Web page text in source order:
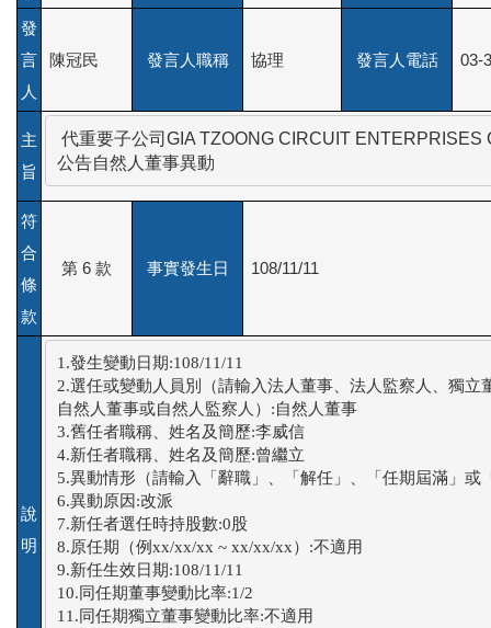
發
言
人
陳冠民 發言人職稱 協理 發言人電話 03-
主
旨
代重要子公司GIA TZOONG CIRCUIT ENTERPRISES
公告自然人董事異動
符
合
條
款
第 6 款 事實發生日 108/11/11
說
明
1.發生變動日期:108/11/11
2.選任或變動人員別（請輸入法人董事、法人監察人、獨立
自然人董事或自然人監察人）:自然人董事
3.舊任者職稱、姓名及簡歷:李威信
4.新任者職稱、姓名及簡歷:曾繼立
5.異動情形（請輸入「辭職」、「解任」、「任期屆滿」或
6.異動原因:改派
7.新任者選任時持股數:0股
8.原任期（例xx/xx/xx ~ xx/xx/xx）:不適用
9.新任生效日期:108/11/11
10.同任期董事變動比率:1/2
11.同任期獨立董事變動比率:不適用